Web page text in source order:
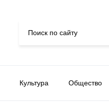
Культура Общество